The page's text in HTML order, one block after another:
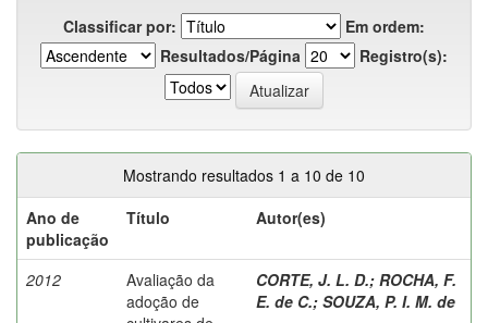
Classificar por:
Em ordem:
Resultados/Página
Registro(s):
Mostrando resultados 1 a 10 de 10
Ano de
publicação
Título Autor(es)
2012
Avaliação da
adoção de
CORTE, J. L. D.; ROCHA, F.
E. de C.; SOUZA, P. I. M. de